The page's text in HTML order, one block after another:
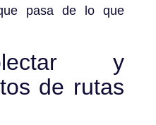
pasa de lo que
y
de rutas